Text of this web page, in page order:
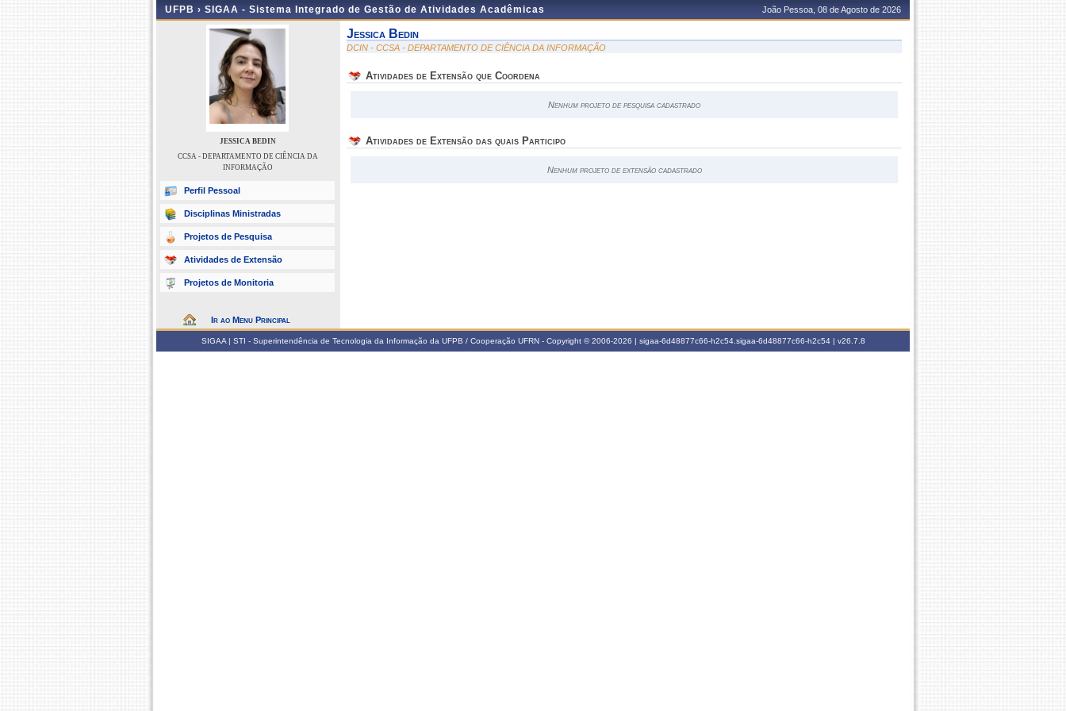
UFPB › SIGAA - Sistema Integrado de Gestão de Atividades Acadêmicas João Pessoa, 08 de Agosto de 2026
JESSICA BEDIN
CCSA - DEPARTAMENTO DE CIÊNCIA DA
INFORMAÇÃO
Perfil Pessoal
Disciplinas Ministradas
Projetos de Pesquisa
Atividades de Extensão
Projetos de Monitoria
Ir ao Menu Principal
Jessica Bedin
DCIN - CCSA - DEPARTAMENTO DE CIÊNCIA DA INFORMAÇÃO
Atividades de Extensão que Coordena
Nenhum projeto de pesquisa cadastrado
Atividades de Extensão das quais Participo
Nenhum projeto de extensão cadastrado
SIGAA | STI - Superintendência de Tecnologia da Informação da UFPB / Cooperação UFRN - Copyright © 2006-2026 | sigaa-6d48877c66-h2c54.sigaa-6d48877c66-h2c54 | v26.7.8